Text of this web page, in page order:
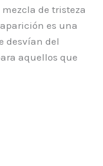
de tristeza
es una
desvían del
aquellos que